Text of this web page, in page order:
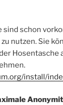
sind schon
nutzen. Sie
Hosentasche
install/